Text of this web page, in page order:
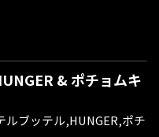
& ポチョムキ
ルブッテル,HUNGER,ポチ